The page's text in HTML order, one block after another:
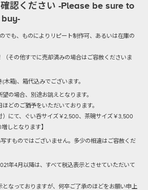
認ください -Please be sure to
でも、ものによりリピート制作可、あるいは在庫の
（その他すでに売却済みの場合はご容赦くださいま
箱)、箱代込みでございます。
の場合、別途お誂えとなります。
どのご猶予をいただいております。
）にて、ぐい呑サイズ￥2,500、茶碗サイズ￥3,500
しとなります】
すものではございません。多少の相違はご容赦くだ
年4月以降は、すべて税込表示とさせていただいて
となっておりますが、何卒ご了承のほどをお願い申上